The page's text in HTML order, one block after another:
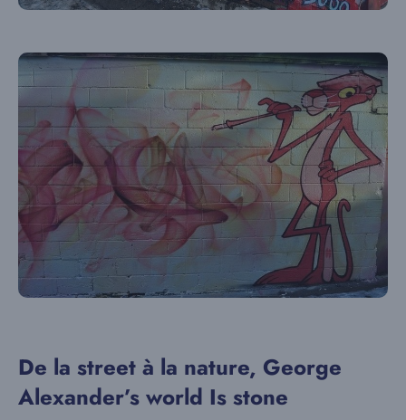
De la street à la nature, George
Alexander’s world Is stone